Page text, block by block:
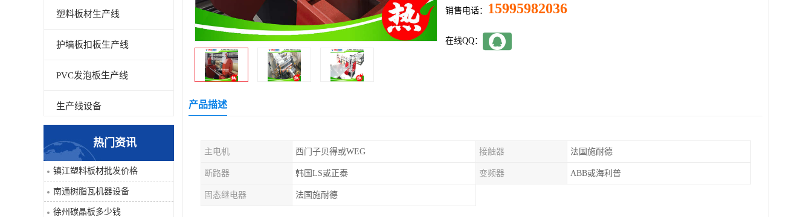
塑料板材生产线
护墙板扣板生产线
PVC发泡板生产线
生产线设备
碳晶板生产线
PVC仿大理石板生产线
热门资讯
镇江塑料板材批发价格
南通树脂瓦机器设备
徐州碳晶板多少钱
销售电话： 15995982036
在线QQ：
产品描述
主电机 西门子贝得或WEG 接触器 法国施耐德
断路器 韩国LS或正泰 变频器 ABB或海利普
固态继电器 法国施耐德